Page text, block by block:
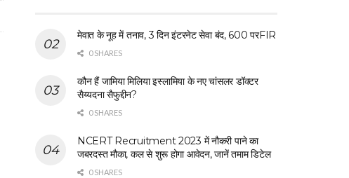
मेवात के नूह में तनाव, 3 दिन इंटरनेट सेवा बंद, 600 परFIR
0 SHARES
कौन हैं जामिया मिलिया इस्लामिया के नए चांसलर डॉक्टर
सैय्यदना सैफुद्दीन?
0 SHARES
NCERT Recruitment 2023 में नौकरी पाने का
जबरदस्त मौका, कल से शुरू होगा आवेदन, जानें तमाम डिटेल
0 SHARES